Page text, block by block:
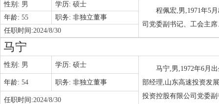
性别: 男 学历: 硕士
程佩宏,男,1971年5
司党委副书记、工会主
年龄: 55 职务: 非独立董事
任职时间:2024/8/30
马宁
性别: 男 学历: 硕士
马宁,男,1972年6月
部经理,山东高速投资发
投资控股有限公司党委
年龄: 54 职务: 非独立董事
任职时间:2024/8/30